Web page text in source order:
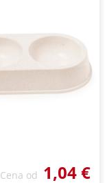
Cena od 1,04 €